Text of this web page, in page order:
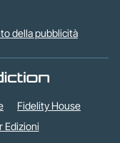
della pubblicità
Fidelity House
Edizioni